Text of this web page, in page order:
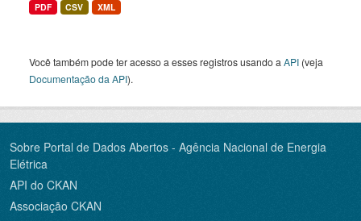
PDF CSV XML
Você também pode ter acesso a esses registros usando a API (veja
Documentação da API).
Sobre Portal de Dados Abertos - Agência Nacional de Energia
Elétrica
API do CKAN
Associação CKAN